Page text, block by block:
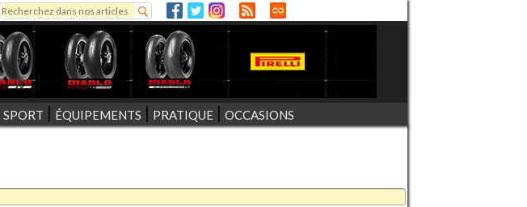
Formulaire de recherche
Rechercher
SPORT ÉQUIPEMENTS PRATIQUE OCCASIONS